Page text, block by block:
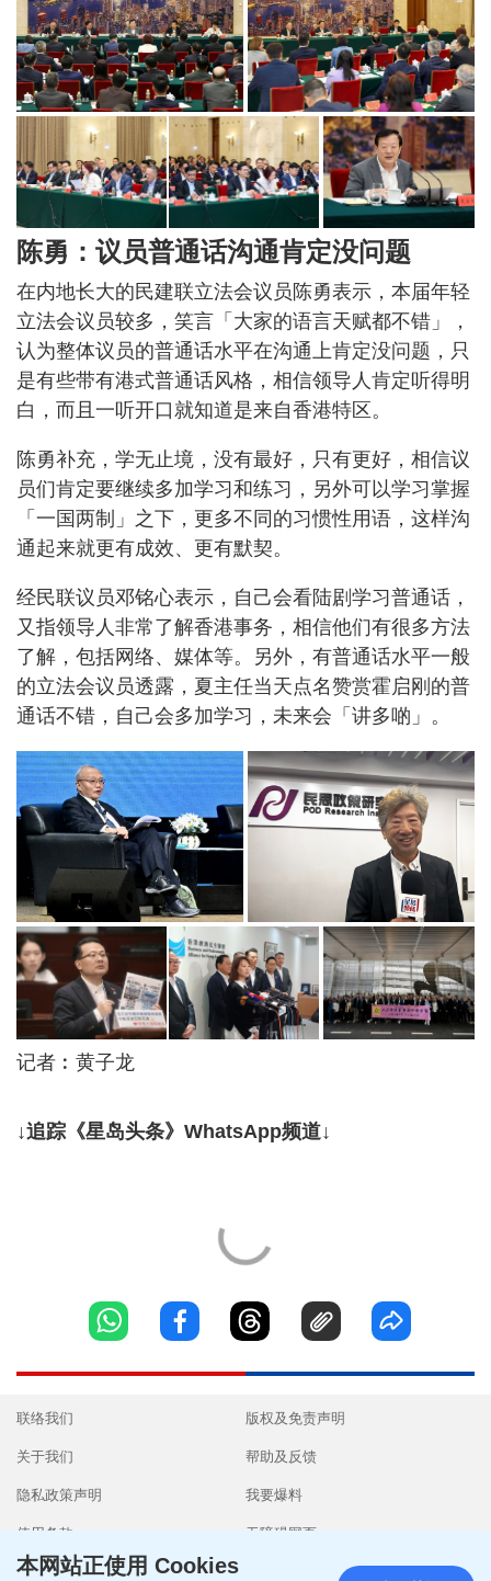
陈勇：议员普通话沟通肯定没问题
在内地长大的民建联立法会议员陈勇表示，本届年轻
立法会议员较多，笑言「大家的语言天赋都不错」，
认为整体议员的普通话水平在沟通上肯定没问题，只
是有些带有港式普通话风格，相信领导人肯定听得明
白，而且一听开口就知道是来自香港特区。
陈勇补充，学无止境，没有最好，只有更好，相信议
员们肯定要继续多加学习和练习，另外可以学习掌握
「一国两制」之下，更多不同的习惯性用语，这样沟
通起来就更有成效、更有默契。
经民联议员邓铭心表示，自己会看陆剧学习普通话，
又指领导人非常了解香港事务，相信他们有很多方法
了解，包括网络、媒体等。另外，有普通话水平一般
的立法会议员透露，夏主任当天点名赞赏霍启刚的普
通话不错，自己会多加学习，未来会「讲多啲」。
记者︰黄子龙
↓追踪《星岛头条》WhatsApp频道↓
联络我们
关于我们
隐私政策声明
使用条款
版权及免责声明
帮助及反馈
我要爆料
无障碍网页
本网站正使用 Cookies